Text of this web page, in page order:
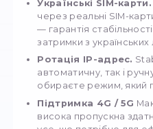
Арбітраж
кабінетами,
стабільні проксі
конверсію і
Парсинг і
ідеальний
захистів